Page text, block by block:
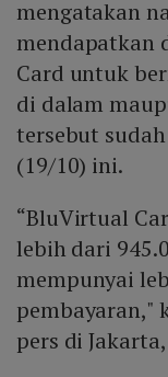
mengatakan
mendapatkan
Card untuk
di dalam
tersebut
(19/10) ini.
“BluVirtual
lebih dari
mempunyai
pembayaran,"
pers di